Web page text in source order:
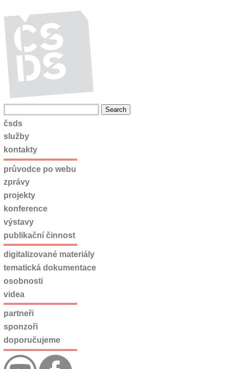
čsds
služby
kontakty
průvodce po webu
zprávy
projekty
konference
výstavy
publikační činnost
digitalizované materiály
tematická dokumentace
osobnosti
videa
partneři
sponzoři
doporučujeme